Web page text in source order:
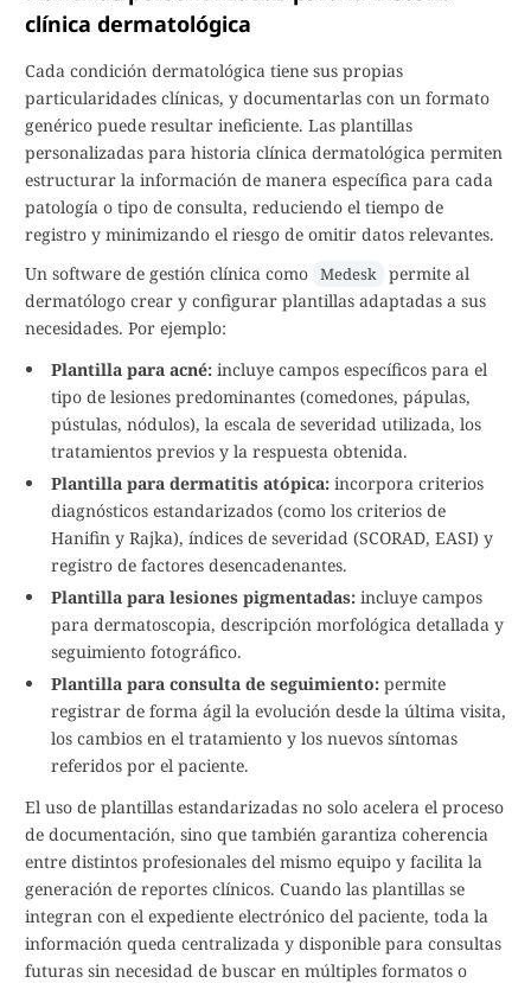
clínica dermatológica
Cada condición dermatológica tiene sus propias
particularidades clínicas, y documentarlas con un formato
genérico puede resultar ineficiente. Las plantillas
personalizadas para historia clínica dermatológica permiten
estructurar la información de manera específica para cada
patología o tipo de consulta, reduciendo el tiempo de
registro y minimizando el riesgo de omitir datos relevantes.
Un software de gestión clínica como Medesk permite al
dermatólogo crear y configurar plantillas adaptadas a sus
necesidades. Por ejemplo:
Plantilla para acné: incluye campos específicos para el
tipo de lesiones predominantes (comedones, pápulas,
pústulas, nódulos), la escala de severidad utilizada, los
tratamientos previos y la respuesta obtenida.
Plantilla para dermatitis atópica: incorpora criterios
diagnósticos estandarizados (como los criterios de
Hanifin y Rajka), índices de severidad (SCORAD, EASI) y
registro de factores desencadenantes.
Plantilla para lesiones pigmentadas: incluye campos
para dermatoscopia, descripción morfológica detallada y
seguimiento fotográfico.
Plantilla para consulta de seguimiento: permite
registrar de forma ágil la evolución desde la última visita,
los cambios en el tratamiento y los nuevos síntomas
referidos por el paciente.
El uso de plantillas estandarizadas no solo acelera el proceso
de documentación, sino que también garantiza coherencia
entre distintos profesionales del mismo equipo y facilita la
generación de reportes clínicos. Cuando las plantillas se
integran con el expediente electrónico del paciente, toda la
información queda centralizada y disponible para consultas
futuras sin necesidad de buscar en múltiples formatos o